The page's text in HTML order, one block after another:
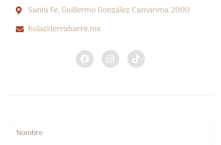
Santa Fe, Guillermo González Camarena 2000
hola@terrabarre.mx